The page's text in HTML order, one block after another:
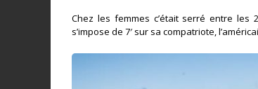
Chez les femmes c’était serré entre
s’impose de 7′ sur sa compatriote,